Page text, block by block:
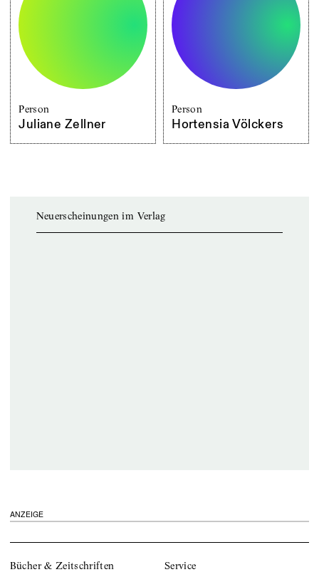
Person
Juliane Zellner
Person
Hortensia Völckers
Neuerscheinungen im Verlag
ANZEIGE
Bücher & Zeitschriften Service